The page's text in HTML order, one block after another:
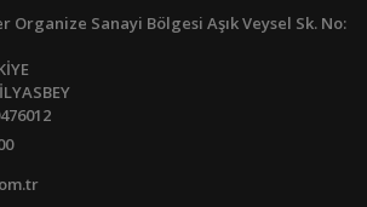
Organize Sanayi Bölgesi Aşık Veysel Sk. No: